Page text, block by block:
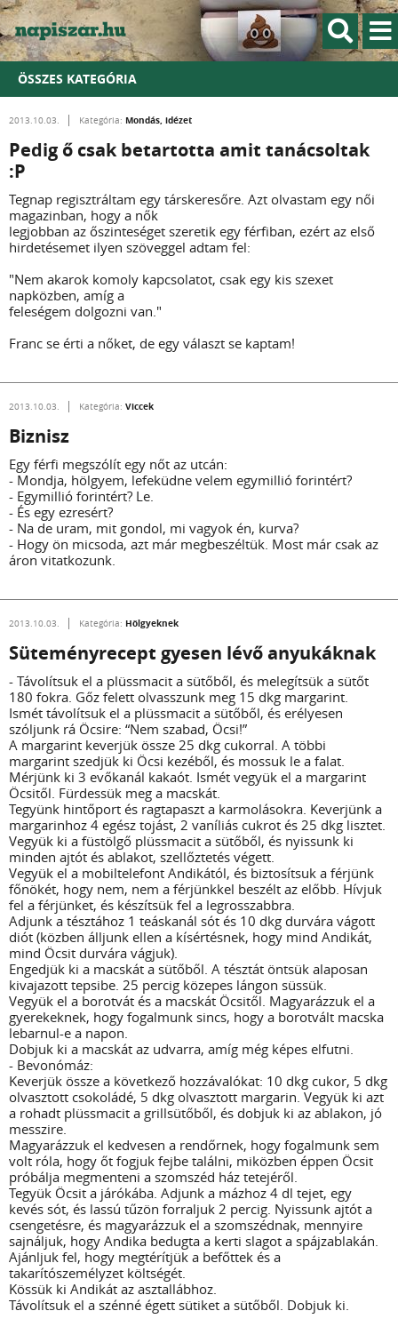
ÖSSZES KATEGÓRIA
2013.10.03. Kategória: Mondás, idézet
Pedig ő csak betartotta amit tanácsoltak
:P
Tegnap regisztráltam egy társkeresőre. Azt olvastam egy női
magazinban, hogy a nők
legjobban az őszinteséget szeretik egy férfiban, ezért az első
hirdetésemet ilyen szöveggel adtam fel:
"Nem akarok komoly kapcsolatot, csak egy kis szexet
napközben, amíg a
feleségem dolgozni van."
Franc se érti a nőket, de egy választ se kaptam!
2013.10.03. Kategória: Viccek
Biznisz
Egy férfi megszólít egy nőt az utcán:
- Mondja, hölgyem, lefeküdne velem egymillió forintért?
- Egymillió forintért? Le.
- És egy ezresért?
- Na de uram, mit gondol, mi vagyok én, kurva?
- Hogy ön micsoda, azt már megbeszéltük. Most már csak az
áron vitatkozunk.
2013.10.03. Kategória: Hölgyeknek
Süteményrecept gyesen lévő anyukáknak
- Távolítsuk el a plüssmacit a sütőből, és melegítsük a sütőt
180 fokra. Gőz felett olvasszunk meg 15 dkg margarint.
Ismét távolítsuk el a plüssmacit a sütőből, és erélyesen
szóljunk rá Öcsire: “Nem szabad, Öcsi!”
A margarint keverjük össze 25 dkg cukorral. A többi
margarint szedjük ki Öcsi kezéből, és mossuk le a falat.
Mérjünk ki 3 evőkanál kakaót. Ismét vegyük el a margarint
Öcsitől. Fürdessük meg a macskát.
Tegyünk hintőport és ragtapaszt a karmolásokra. Keverjünk a
margarinhoz 4 egész tojást, 2 vaníliás cukrot és 25 dkg lisztet.
Vegyük ki a füstölgő plüssmacit a sütőből, és nyissunk ki
minden ajtót és ablakot, szellőztetés végett.
Vegyük el a mobiltelefont Andikától, és biztosítsuk a férjünk
főnökét, hogy nem, nem a férjünkkel beszélt az előbb. Hívjuk
fel a férjünket, és készítsük fel a legrosszabbra.
Adjunk a tésztához 1 teáskanál sót és 10 dkg durvára vágott
diót (közben álljunk ellen a kísértésnek, hogy mind Andikát,
mind Öcsit durvára vágjuk).
Engedjük ki a macskát a sütőből. A tésztát öntsük alaposan
kivajazott tepsibe. 25 percig közepes lángon süssük.
Vegyük el a borotvát és a macskát Öcsitől. Magyarázzuk el a
gyerekeknek, hogy fogalmunk sincs, hogy a borotvált macska
lebarnul-e a napon.
Dobjuk ki a macskát az udvarra, amíg még képes elfutni.
- Bevonómáz:
Keverjük össze a következő hozzávalókat: 10 dkg cukor, 5 dkg
olvasztott csokoládé, 5 dkg olvasztott margarin. Vegyük ki azt
a rohadt plüssmacit a grillsütőből, és dobjuk ki az ablakon, jó
messzire.
Magyarázzuk el kedvesen a rendőrnek, hogy fogalmunk sem
volt róla, hogy őt fogjuk fejbe találni, miközben éppen Öcsit
próbálja megmenteni a szomszéd ház tetejéről.
Tegyük Öcsit a járókába. Adjunk a mázhoz 4 dl tejet, egy
kevés sót, és lassú tűzön forraljuk 2 percig. Nyissunk ajtót a
csengetésre, és magyarázzuk el a szomszédnak, mennyire
sajnáljuk, hogy Andika bedugta a kerti slagot a spájzablakán.
Ajánljuk fel, hogy megtérítjük a befőttek és a
takarítószemélyzet költségét.
Kössük ki Andikát az asztallábhoz.
Távolítsuk el a szénné égett sütiket a sütőből. Dobjuk ki.